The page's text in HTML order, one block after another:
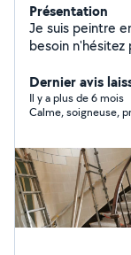
Présentation
Je suis peintre
besoin
Dernier avis
Il y a plus de 6 mois
Calme, soigneuse,